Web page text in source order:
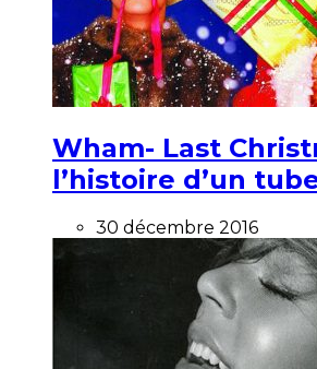
Wham- Last
l’histoire d’un
30 décembre 2016